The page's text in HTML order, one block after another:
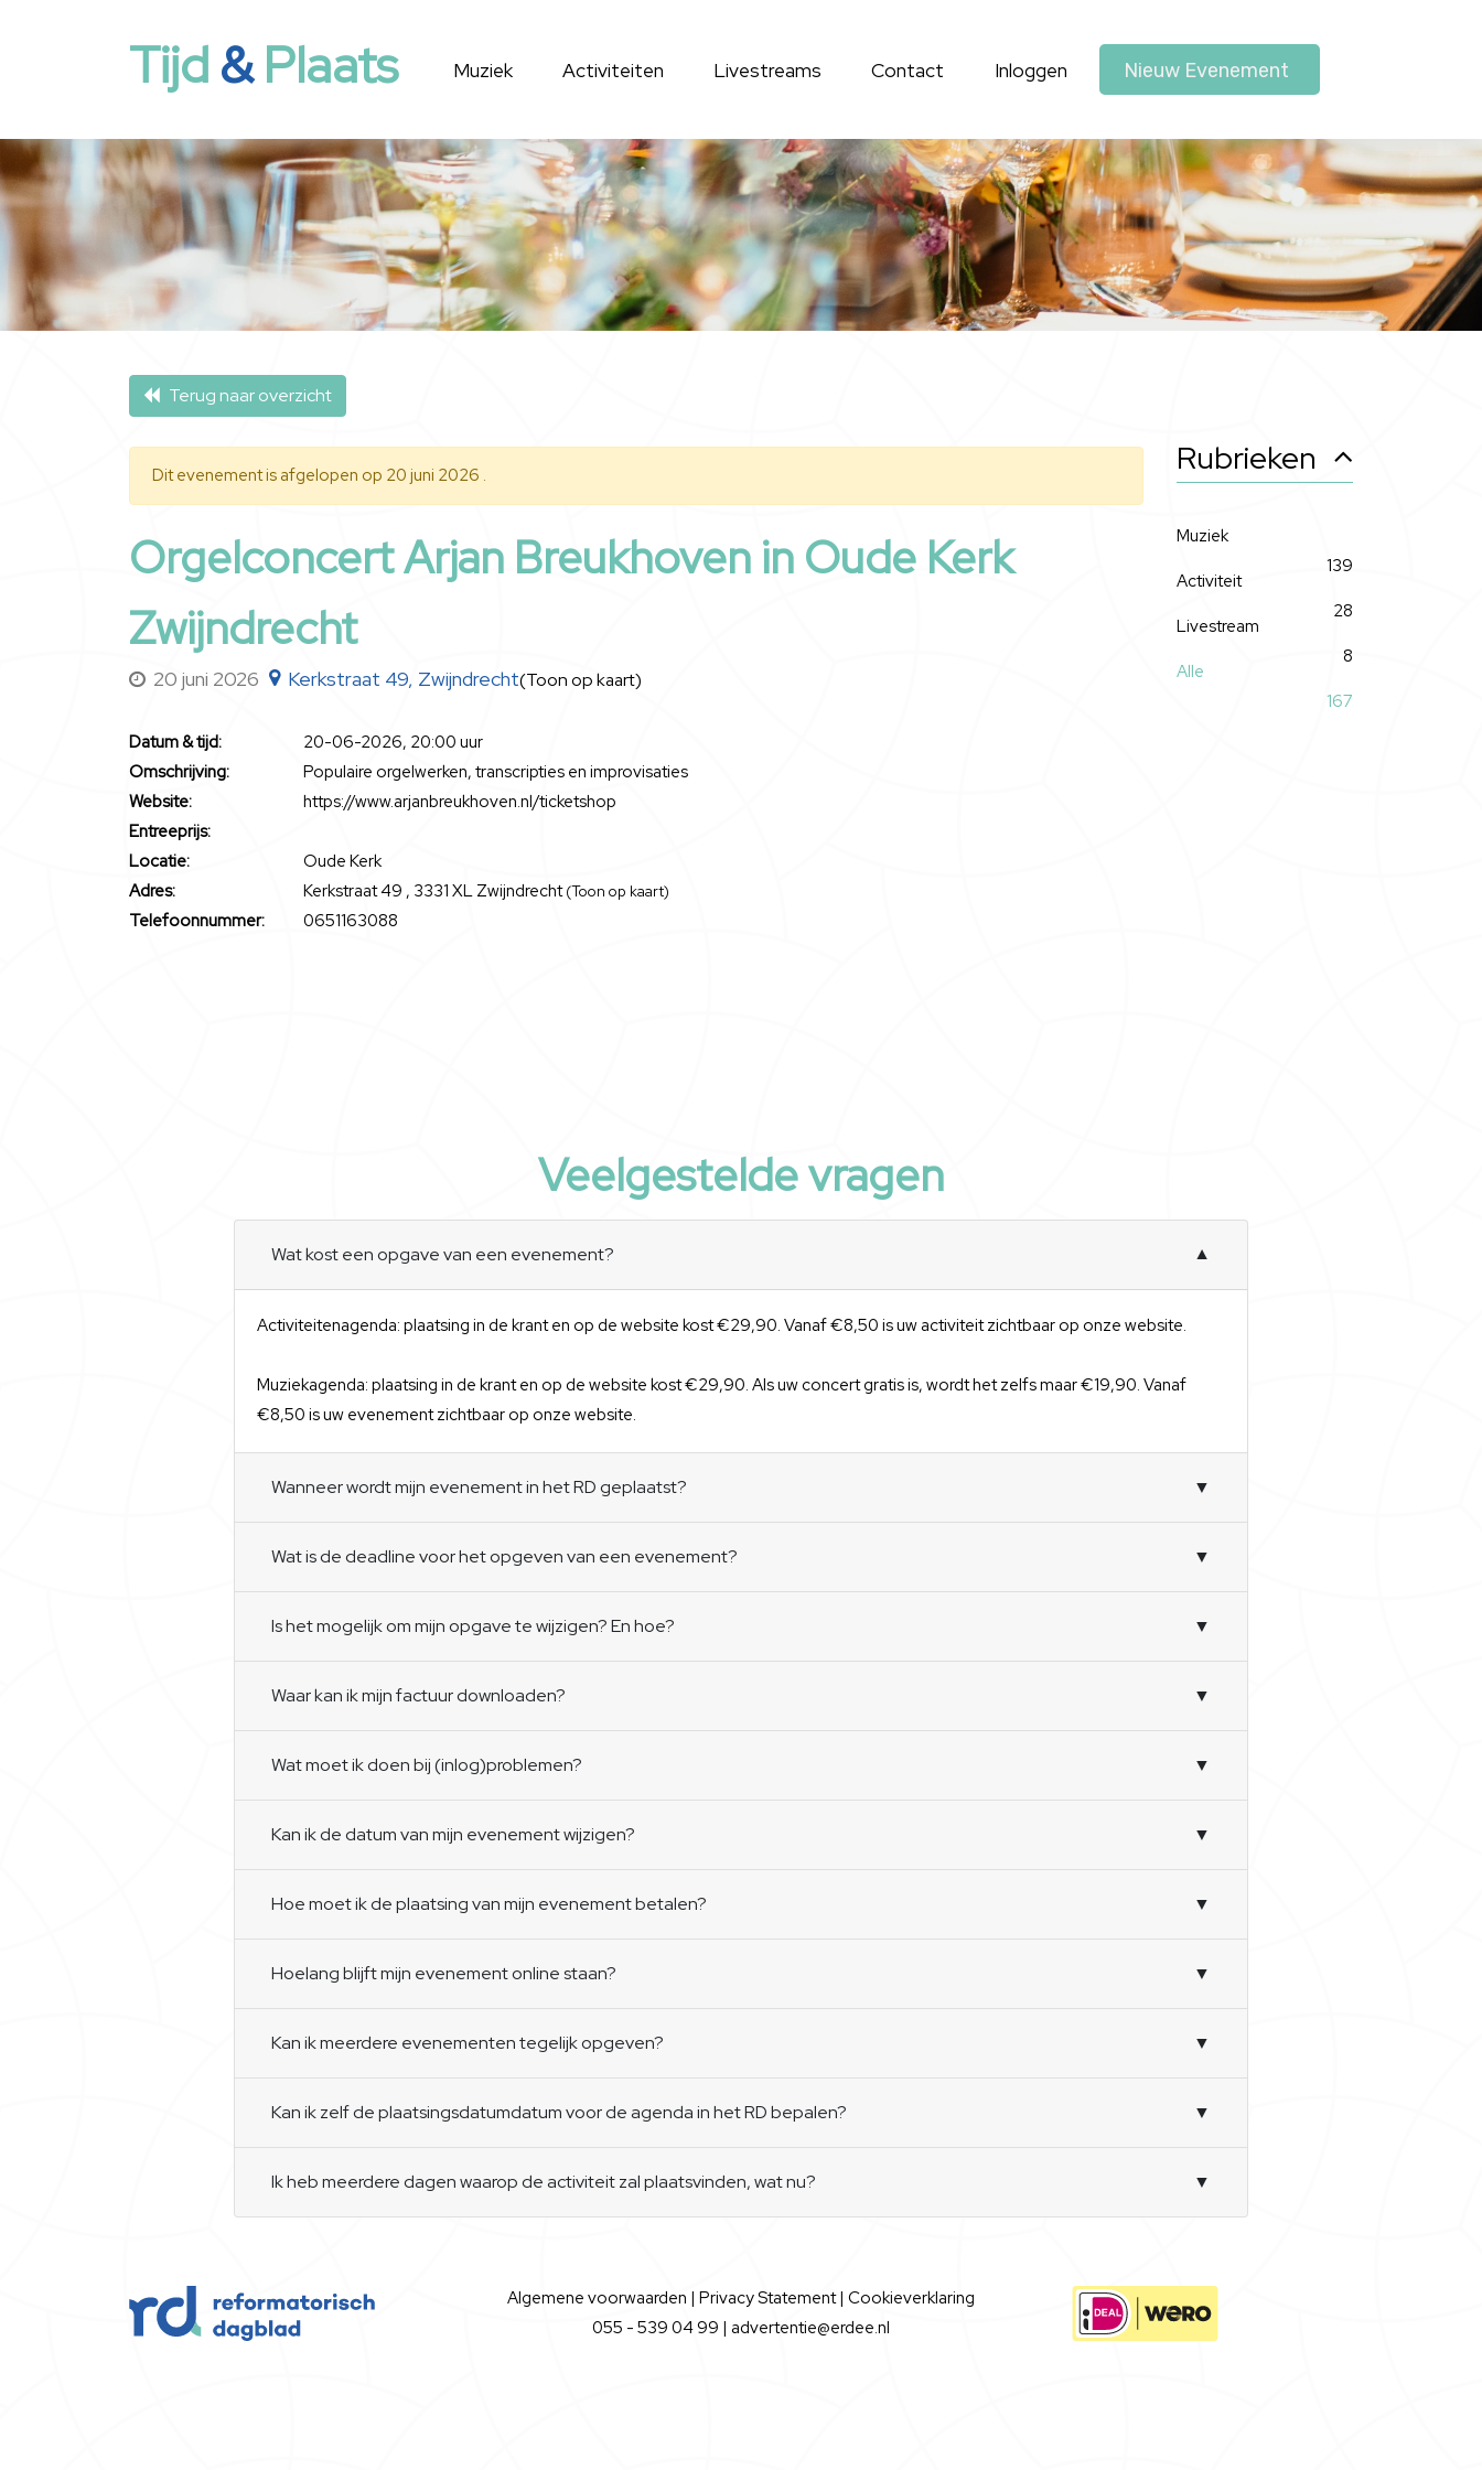
Tijd &Plaats Muziek Activiteiten Livestreams Contact Inloggen Nieuw Evenement
Terug naar overzicht
Dit evenement is afgelopen op 20 juni 2026 .
Orgelconcert Arjan Breukhoven in Oude Kerk
Zwijndrecht
20 juni 2026 Kerkstraat 49, Zwijndrecht(Toon op kaart)
Datum & tijd:
20-06-2026, 20:00 uur
Omschrijving:
Populaire orgelwerken, transcripties en improvisaties
Website:
https://www.arjanbreukhoven.nl/ticketshop
Entreeprijs:
Locatie:
Oude Kerk
Adres:
Kerkstraat 49 , 3331 XL Zwijndrecht(Toon op kaart)
Telefoonnummer: 0651163088
Rubrieken
Muziek
139
Activiteit
28
Livestream
8
Alle
167
Veelgestelde vragen
Wat kost een opgave van een evenement? ▼
Activiteitenagenda: plaatsing in de krant en op de website kost €29,90. Vanaf €8,50 is uw activiteit zichtbaar op onze website.
Muziekagenda: plaatsing in de krant en op de website kost €29,90. Als uw concert gratis is, wordt het zelfs maar €19,90. Vanaf
€8,50 is uw evenement zichtbaar op onze website.
Wanneer wordt mijn evenement in het RD geplaatst? ▼
Wat is de deadline voor het opgeven van een evenement? ▼
Is het mogelijk om mijn opgave te wijzigen? En hoe? ▼
Waar kan ik mijn factuur downloaden? ▼
Wat moet ik doen bij (inlog)problemen? ▼
Kan ik de datum van mijn evenement wijzigen? ▼
Hoe moet ik de plaatsing van mijn evenement betalen? ▼
Hoelang blijft mijn evenement online staan? ▼
Kan ik meerdere evenementen tegelijk opgeven? ▼
Kan ik zelf de plaatsingsdatumdatum voor de agenda in het RD bepalen? ▼
Ik heb meerdere dagen waarop de activiteit zal plaatsvinden, wat nu? ▼
Algemene voorwaarden | Privacy Statement| Cookieverklaring
055 - 539 04 99 | advertentie@erdee.nl